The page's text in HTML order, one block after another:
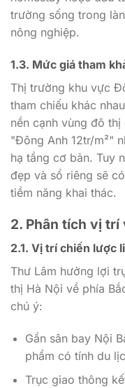
trường sống trong
nông nghiệp.
1.3. Mức giá tham
Thị trường khu vực
tham chiếu khác
nền cạnh vùng đô
"Đông Anh 12tr/m²"
hạ tầng cơ bản. Tuy
đẹp và sổ riêng sẽ
tiềm năng khai thác.
2. Phân tích vị trí
2.1. Vị trí chiến lược
Thư Lâm hưởng lợi
thị Hà Nội về phía
chú ý:
Gần sân bay Nội
phẩm có tính du
Trục giao thông